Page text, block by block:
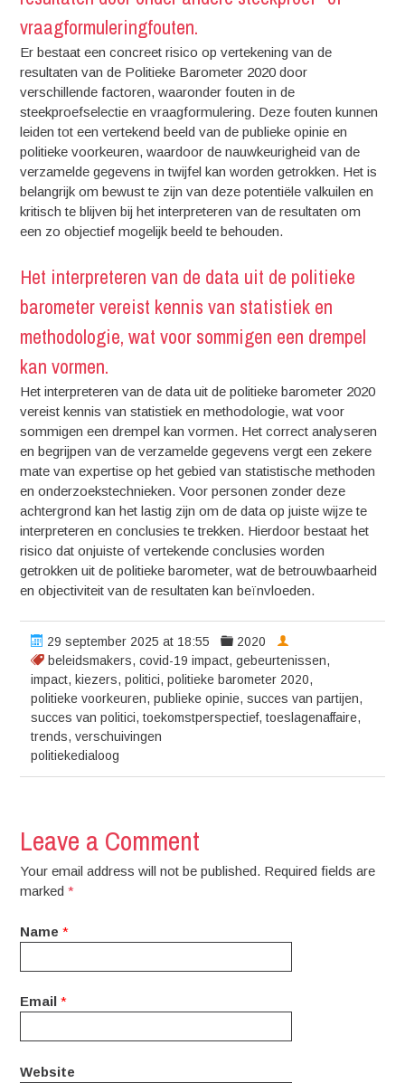
vraagformuleringfouten.
Er bestaat een concreet risico op vertekening van de
resultaten van de Politieke Barometer 2020 door
verschillende factoren, waaronder fouten in de
steekproefselectie en vraagformulering. Deze fouten kunnen
leiden tot een vertekend beeld van de publieke opinie en
politieke voorkeuren, waardoor de nauwkeurigheid van de
verzamelde gegevens in twijfel kan worden getrokken. Het is
belangrijk om bewust te zijn van deze potentiële valkuilen en
kritisch te blijven bij het interpreteren van de resultaten om
een zo objectief mogelijk beeld te behouden.
Het interpreteren van de data uit de politieke
barometer vereist kennis van statistiek en
methodologie, wat voor sommigen een drempel
kan vormen.
Het interpreteren van de data uit de politieke barometer 2020
vereist kennis van statistiek en methodologie, wat voor
sommigen een drempel kan vormen. Het correct analyseren
en begrijpen van de verzamelde gegevens vergt een zekere
mate van expertise op het gebied van statistische methoden
en onderzoekstechnieken. Voor personen zonder deze
achtergrond kan het lastig zijn om de data op juiste wijze te
interpreteren en conclusies te trekken. Hierdoor bestaat het
risico dat onjuiste of vertekende conclusies worden
getrokken uit de politieke barometer, wat de betrouwbaarheid
en objectiviteit van de resultaten kan beïnvloeden.
29 september 2025 at 18:55
2020
beleidsmakers,covid-19 impact,gebeurtenissen,
impact, kiezers,politici,politieke barometer 2020,
politieke voorkeuren,publieke opinie,succes van partijen,
succes van politici,toekomstperspectief,toeslagenaffaire,
trends,verschuivingen
politiekedialoog
Leave a Comment
Your email address will not be published. Required fields are
marked*
Name *
Email *
Website